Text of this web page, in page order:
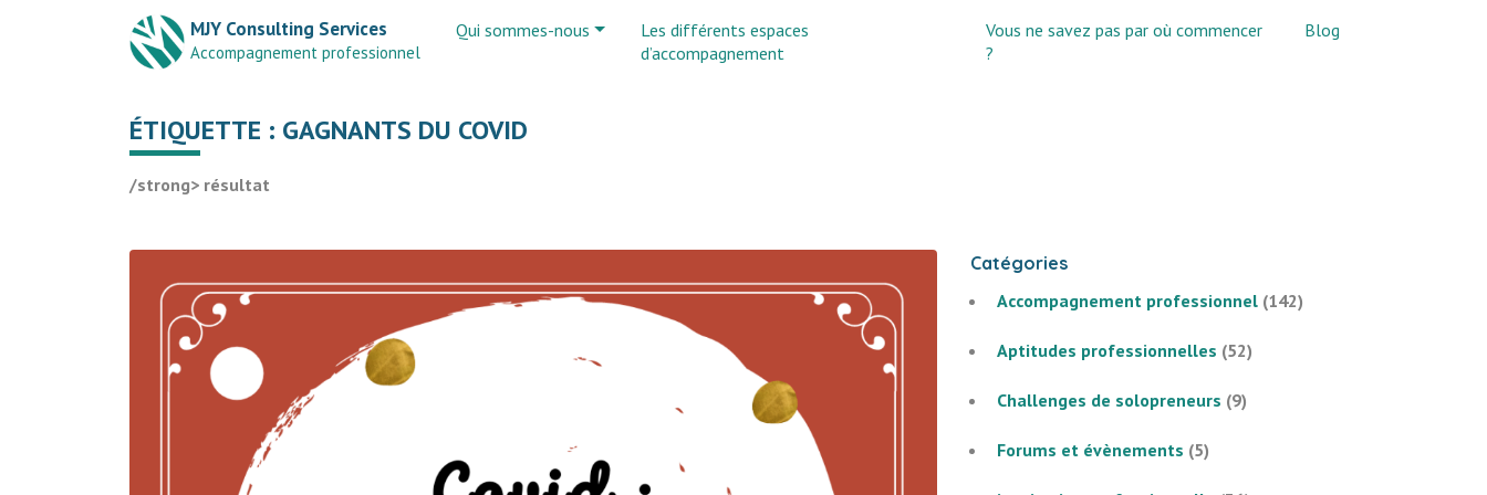
MJY Consulting Services
Accompagnement professionnel
Qui sommes-nous
Les différents espaces
d’accompagnement
Vous ne savez pas par où commencer
?
Blog
ÉTIQUETTE : GAGNANTS DU COVID
/strong> résultat
Catégories
Accompagnement professionnel (142)
Aptitudes professionnelles (52)
Challenges de solopreneurs (9)
Forums et évènements (5)